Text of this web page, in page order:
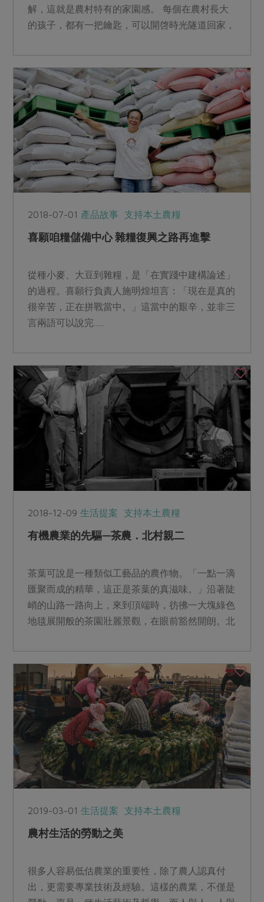
解，這就是農村特有的家園感。 每個在農村長大
的孩子，都有一把鑰匙，可以開啓時光隧道回家，
2018-07-01 產品故事 支持本土農糧
喜願咱糧儲備中心 雜糧復興之路再進擊
從種小麥、大豆到雜糧，是「在實踐中建構論述」
的過程。喜願行負責人施明煌坦言：「現在是真的
很辛苦，正在拼戰當中。」這當中的艱辛，並非三
言兩語可以說完......
2018-12-09生活提案 支持本土農糧
有機農業的先驅—茶農．北村親二
茶葉可說是一種類似工藝品的農作物。「一點一滴
匯聚而成的精華，這正是茶葉的真滋味。」沿著陡
峭的山路一路向上，來到頂端時，彷彿一大塊綠色
地毯展開般的茶園壯麗景觀，在眼前豁然開朗。北
2019-03-01生活提案 支持本土農糧
農村生活的勞動之美
很多人容易低估農業的重要性，除了農人認真付
出，更需要專業技術及經驗。這樣的農業，不僅是